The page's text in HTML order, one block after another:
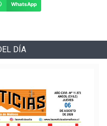
WhatsApp
DÍA